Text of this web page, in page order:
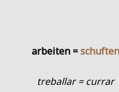
arbeiten =schuften
treballar = currar